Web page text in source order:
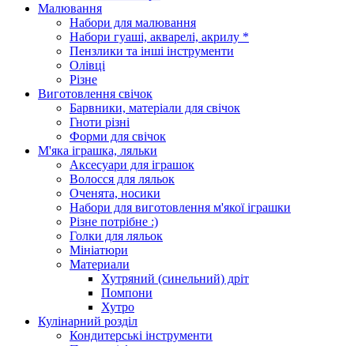
Малювання
Набори для малювання
Набори гуаші, акварелі, акрилу *
Пензлики та інші інструменти
Олівці
Різне
Виготовлення свічок
Барвники, матеріали для свічок
Гноти різні
Форми для свічок
М'яка іграшка, ляльки
Аксесуари для іграшок
Волосся для ляльок
Оченята, носики
Набори для виготовлення м'якої іграшки
Різне потрібне :)
Голки для ляльок
Мініатюри
Материали
Хутряний (синельний) дріт
Помпони
Хутро
Кулінарний розділ
Кондитерські інструменти